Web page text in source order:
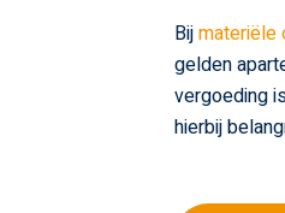
Bijmateriële
gelden
vergoeding
hierbij